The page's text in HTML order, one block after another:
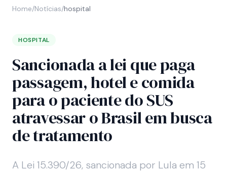
Home/Notícias/hospital
HOSPITAL
Sancionada a lei que paga
passagem, hotel e comida
para o paciente do SUS
atravessar o Brasil em busca
de tratamento
A Lei 15.390/26, sancionada por Lula em 15